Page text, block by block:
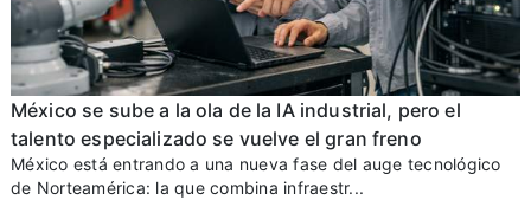
México se sube a la ola de la IA industrial, pero el
talento especializado se vuelve el gran freno
México está entrando a una nueva fase del auge tecnológico
de Norteamérica: la que combina infraestr...